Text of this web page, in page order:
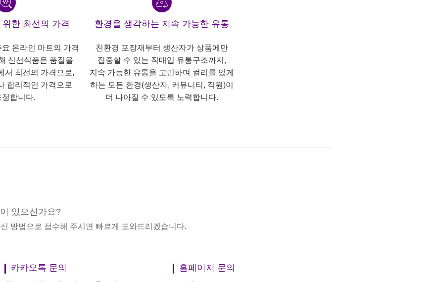
한 최선의 가격
온라인 마트의 가격
신선식품은 품질을
서 최선의 가격으로,
합리적인 가격으로
정합니다.
환경을 생각하는 지속 가능한 유통
친환경 포장재부터 생산자가 상품에만
집중할 수 있는 직매입 유통구조까지,
지속 가능한 유통을 고민하며 컬리를 있게
하는 모든 환경(생산자, 커뮤니티, 직원)이
더 나아질 수 있도록 노력합니다.
있으신가요?
방법으로 접수해 주시면 빠르게 도와드리겠습니다.
카카오톡 문의 홈페이지 문의